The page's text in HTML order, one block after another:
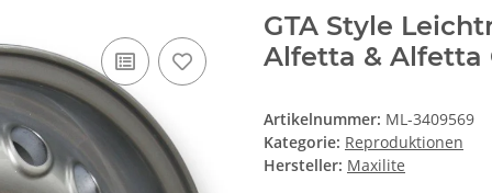
GTA Style
Alfetta & Alfetta
Artikelnummer: ML-3409569
Kategorie: Reproduktionen
Hersteller: Maxilite